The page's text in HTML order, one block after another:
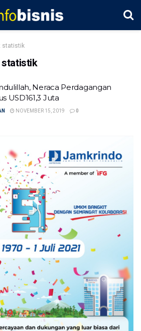
statistik
statistik
Neraca Perdagangan
USD161,3 Juta
NOVEMBER 15, 2019 0